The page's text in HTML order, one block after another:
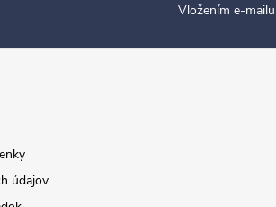
Vložením e-
údajov